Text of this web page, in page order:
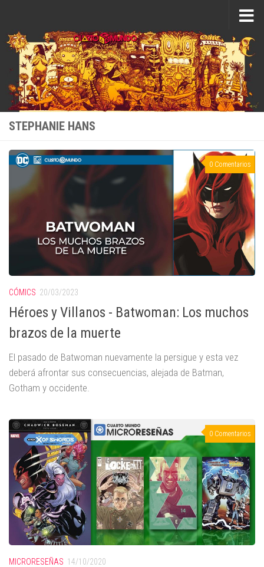
STEPHANIE HANS
0 Comentarios
CÓMICS 20/03/2023
Héroes y Villanos - Batwoman: Los muchos
brazos de la muerte
El pasado de Batwoman nuevamente la persigue y esta vez
deberá afrontar sus consecuencias, alejada de Batman,
Gotham y occidente.
0 Comentarios
MICRORESEÑAS 14/10/2020